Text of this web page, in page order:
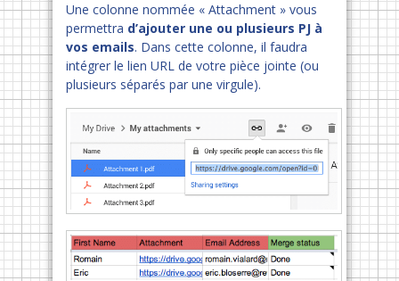
Une colonne nommée « Attachment » vous
permettra d’ajouter une ou plusieurs PJ à
vos emails. Dans cette colonne, il faudra
intégrer le lien URL de votre pièce jointe (ou
plusieurs séparés par une virgule).